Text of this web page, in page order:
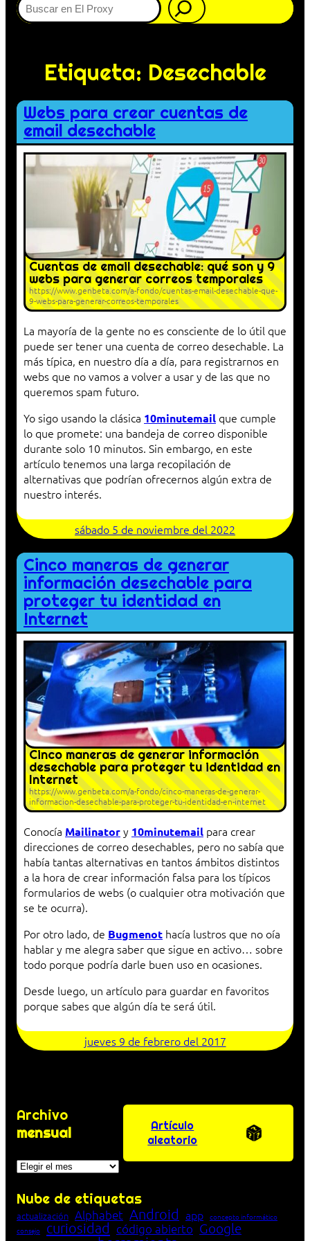
Etiqueta: Desechable
Webs para crear cuentas de
email desechable
Cuentas de email desechable: qué son y 9
webs para generar correos temporales
https://www.genbeta.com/a-fondo/cuentas-email-desechable-que-
9-webs-para-generar-correos-temporales
La mayoría de la gente no es consciente de lo útil que
puede ser tener una cuenta de correo desechable. La
más típica, en nuestro día a día, para registrarnos en
webs que no vamos a volver a usar y de las que no
queremos spam futuro.
Yo sigo usando la clásica 10minutemail que cumple
lo que promete: una bandeja de correo disponible
durante solo 10 minutos. Sin embargo, en este
artículo tenemos una larga recopilación de
alternativas que podrían ofrecernos algún extra de
nuestro interés.
sábado 5 de noviembre del 2022
Cinco maneras de generar
información desechable para
proteger tu identidad en
Internet
Cinco maneras de generar información
desechable para proteger tu identidad en
Internet
https://www.genbeta.com/a-fondo/cinco-maneras-de-generar-
informacion-desechable-para-proteger-tu-identidad-en-internet
Conocía Mailinatory 10minutemail para crear
direcciones de correo desechables, pero no sabía que
había tantas alternativas en tantos ámbitos distintos
a la hora de crear información falsa para los típicos
formularios de webs (o cualquier otra motivación que
se te ocurra).
Por otro lado, de Bugmenot hacía lustros que no oía
hablar y me alegra saber que sigue en activo… sobre
todo porque podría darle buen uso en ocasiones.
Desde luego, un artículo para guardar en favoritos
porque sabes que algún día te será útil.
jueves 9 de febrero del 2017
Archivo
mensual
Archivos
Artículo
aleatorio
Nube de etiquetas
actualización Alphabet Android app concepto informático
consejo
curiosidad código abierto Google